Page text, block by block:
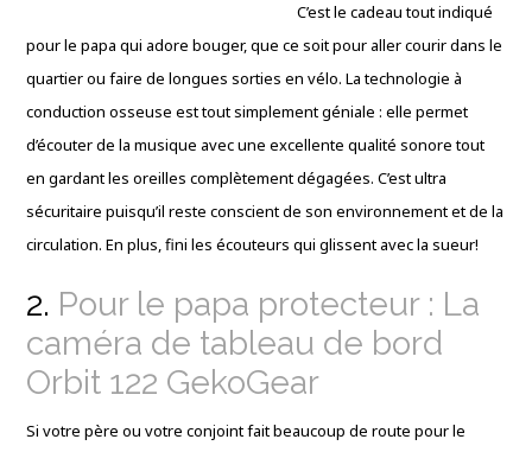
C’est le cadeau tout indiqué
pour le papa qui adore bouger, que ce soit pour aller courir dans le
quartier ou faire de longues sorties en vélo. La technologie à
conduction osseuse est tout simplement géniale : elle permet
d’écouter de la musique avec une excellente qualité sonore tout
en gardant les oreilles complètement dégagées. C’est ultra
sécuritaire puisqu’il reste conscient de son environnement et de la
circulation. En plus, fini les écouteurs qui glissent avec la sueur!
2. Pour le papa protecteur : La
caméra de tableau de bord
Orbit 122 GekoGear
Si votre père ou votre conjoint fait beaucoup de route pour le